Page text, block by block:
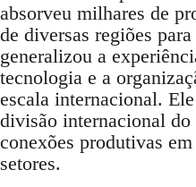
absorveu milhares de
de diversas regiões
generalizou a
tecnologia e a
escala internacional.
divisão internacional
conexões produtivas
setores.